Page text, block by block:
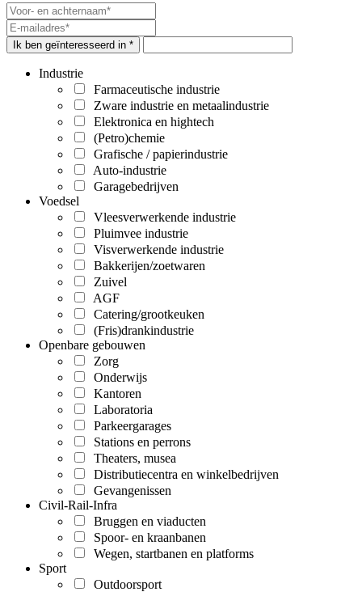
Ik ben geïnteresseerd in *
Industrie
Farmaceutische industrie
Zware industrie en metaalindustrie
Elektronica en hightech
(Petro)chemie
Grafische / papierindustrie
Auto-industrie
Garagebedrijven
Voedsel
Vleesverwerkende industrie
Pluimvee industrie
Visverwerkende industrie
Bakkerijen/zoetwaren
Zuivel
AGF
Catering/grootkeuken
(Fris)drankindustrie
Openbare gebouwen
Zorg
Onderwijs
Kantoren
Laboratoria
Parkeergarages
Stations en perrons
Theaters, musea
Distributiecentra en winkelbedrijven
Gevangenissen
Civil-Rail-Infra
Bruggen en viaducten
Spoor- en kraanbanen
Wegen, startbanen en platforms
Sport
Outdoorsport